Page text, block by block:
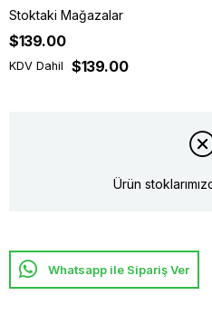
Stoktaki Mağazalar
$139.00
KDV Dahil $139.00
Ürün
Whatsapp ile Sipariş Ver